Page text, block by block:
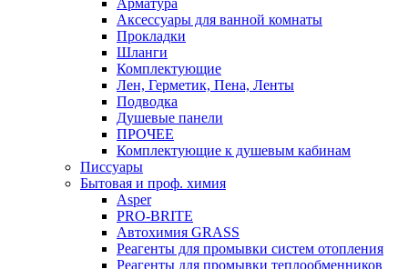
Арматура
Аксессуары для ванной комнаты
Прокладки
Шланги
Комплектующие
Лен, Герметик, Пена, Ленты
Подводка
Душевые панели
ПРОЧЕЕ
Комплектующие к душевым кабинам
Писсуары
Бытовая и проф. химия
Asper
PRO-BRITE
Автохимия GRASS
Реагенты для промывки систем отопления
Реагенты для промывки теплообменников